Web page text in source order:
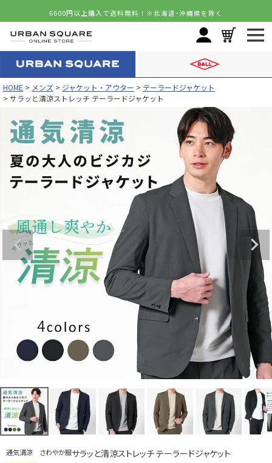
6600円以上購入で送料無料！ ※北海道･沖縄県を除く
HOME メンズ ジャケット・アウター
テーラードジャケット
サラッと清涼ストレッチ テーラードジャケット
通気清涼 さわやか服サラッと清涼ストレッチ テーラードジャケット
カラー サイズ
ネイビー
再入荷お知らせ
M
残りわずか
カートに入れる
カートに入れる
LL
残りわずか
カートに入れる
3L
在庫切れ
再入荷お知らせ
ブラック